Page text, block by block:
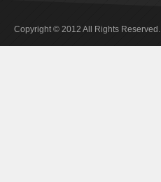
Copyright © 2012 All Rights Reserved.